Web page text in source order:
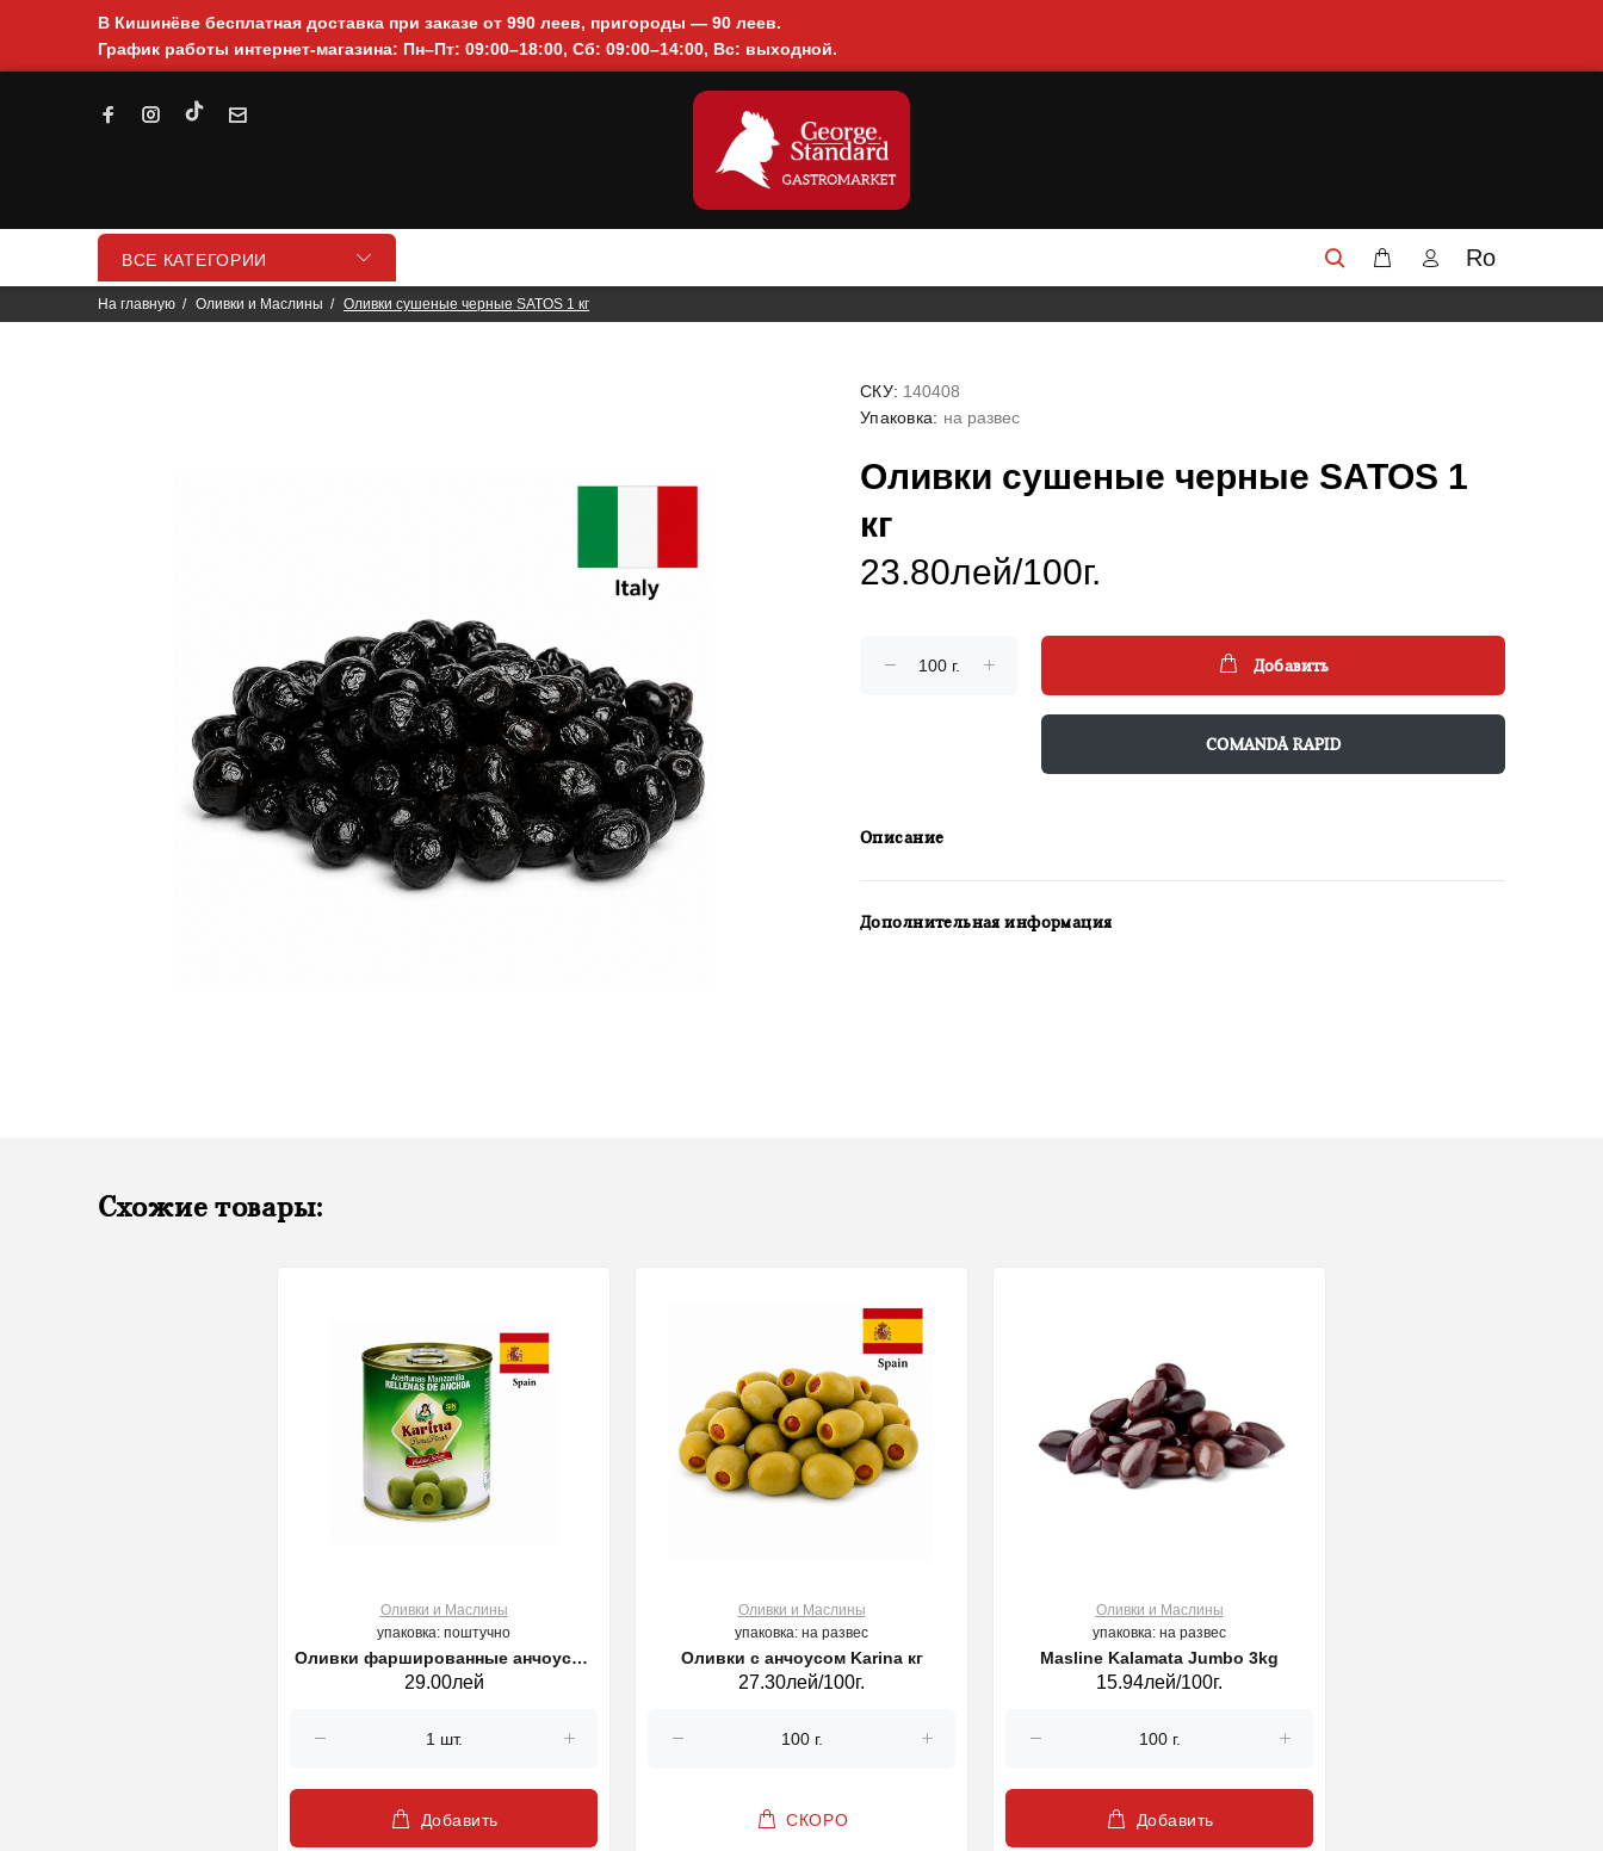
В Кишинёве бесплатная доставка при заказе от 990 леев, пригороды — 90 леев.
График работы интернет-магазина: Пн–Пт: 09:00–18:00, Сб: 09:00–14:00, Вс: выходной.
ВСЕ КАТЕГОРИИ Ro
На главную Оливки и Маслины Оливки сушеные черные SATOS 1 кг
СКУ: 140408
Упаковка: на развес
Оливки сушеные черные SATOS 1
кг
23.80лей/100г.
Добавить
COMANDĂ RAPID
Описание
Дополнительная информация
Схожие товары:
Оливки и Маслины
упаковка: поштучно
Оливки фаршированные анчоусом
Karina 212 гр
29.00лей
Добавить
Оливки и Маслины
упаковка: на развес
Оливки с анчоусом Karina кг
27.30лей/100г.
СКОРО
Оливки и Маслины
упаковка: на развес
Masline Kalamata Jumbo 3kg
15.94лей/100г.
Добавить